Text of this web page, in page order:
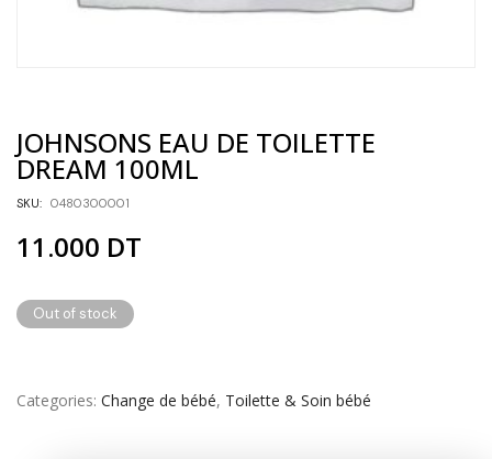
JOHNSONS EAU DE TOILETTE
DREAM 100ML
SKU: 0480300001
11.000 DT
Out of stock
Categories Change de bébé, Toilette & Soin bébé